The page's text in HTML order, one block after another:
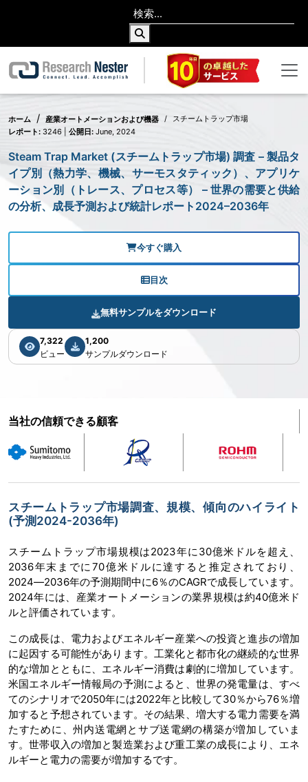
ホーム 産業オートメーションおよび機器
スチームトラップ市場
レポート: 3246 | 公開日: June, 2024
Steam Trap Market (スチームトラップ市場) 調査 – 製品タ
イプ別（熱力学、機械、サーモスタティック）、アプリケ
ーション別（トレース、プロセス等） – 世界の需要と供給
の分析、成長予測および統計レポート2024–2036年
今すぐ購入
目次
無料サンプルをダウンロード
7,322
ビュー
1,200
サンプルダウンロード
当社の信頼できる顧客
スチームトラップ市場調査、規模、傾向のハイライト
(予測2024-2036年)
スチームトラップ市場規模は2023年に30億米ドルを超え、
2036年末までに70億米ドルに達すると推定されており、
2024―2036年の予測期間中に6％のCAGRで成長しています。
2024年には、産業オートメーションの業界規模は約40億米ド
ルと評価されています。
この成長は、電力およびエネルギー産業への投資と進歩の増加
に起因する可能性があります。工業化と都市化の継続的な世界
的な増加とともに、エネルギー消費は劇的に増加しています。
米国エネルギー情報局の予測によると、世界の発電量は、すべ
てのシナリオで2050年には2022年と比較して30％から76％増
加すると予想されています。その結果、増大する電力需要を満
たすために、州内送電網とサブ送電網の構築が増加していま
す。世帯収入の増加と製造業および重工業の成長により、エネ
ルギーと電力の需要が増加するです。